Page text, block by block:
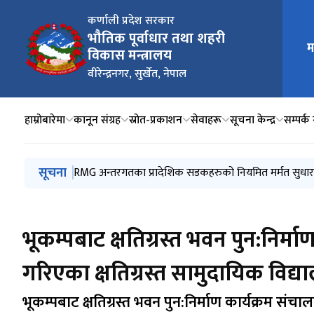
कर्णाली प्रदेश सरकार
भौतिक पूर्वाधार तथा शहरी
विकास मन्त्रालय
वीरेन्द्रनगर, सुर्खेत, नेपाल
मुख्य
हाम्रोबारेमा कानून संग्रह स्रोत-प्रकाशन सेवाहरू सूचना केन्द्र सम्पर्क
मुख्य नेभिगेसनमा जानुहोस्
सूचना सडक मर्मत सम्भार निर्देशिका २०८३
RMG अन्तरगतका प्रादेशिक सडकहरुको नियमित मर्मत
वार्षिक विकास कार्यक्रम आ.व. २०८३/०८४
यातायात क्षेत्रको जेठ महिनासम्मको राजश्व विवरण
मन्त्रालय र मातहत निकायको बैशाख महिनासम्मको वित्तीय
भूकम्पबाट क्षतिग्रस्त भवन
गरिएका क्षतिग्रस्त सामुदायिक
भूकम्पबाट क्षतिग्रस्त भवन पुन:निर्माण कार्यक्रम